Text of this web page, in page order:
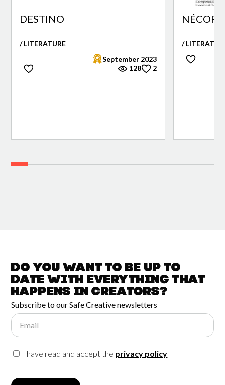
DESTINO
/ LITERATURE
September 2023
128
2
/
Do you want to be up to
date witheverything that
happens inCreators?
Subscribe to our Safe Creative newsletters
Email
I have read and accept the privacy policy